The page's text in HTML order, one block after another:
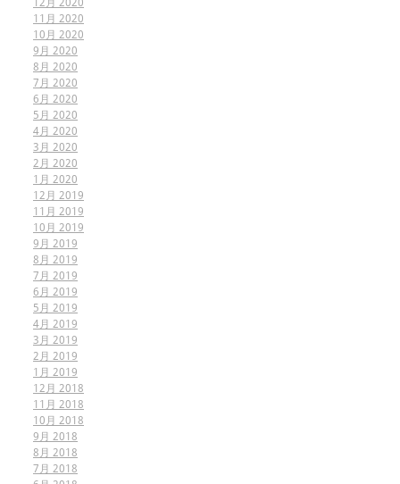
12月 2020
11月 2020
10月 2020
9月 2020
8月 2020
7月 2020
6月 2020
5月 2020
4月 2020
3月 2020
2月 2020
1月 2020
12月 2019
11月 2019
10月 2019
9月 2019
8月 2019
7月 2019
6月 2019
5月 2019
4月 2019
3月 2019
2月 2019
1月 2019
12月 2018
11月 2018
10月 2018
9月 2018
8月 2018
7月 2018